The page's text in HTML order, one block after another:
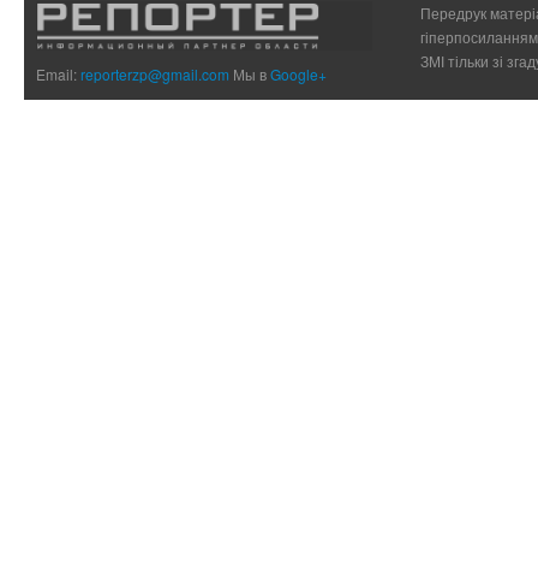
Email:reporterzp@gmail.com Мы вGoogle+
Передрук
ЗМІ тільки зі